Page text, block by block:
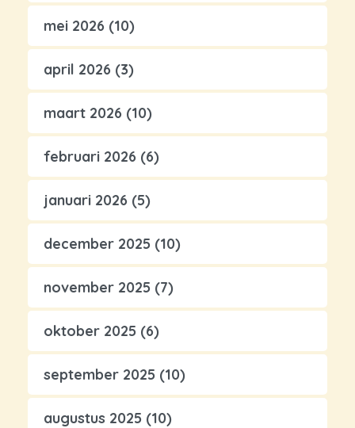
mei 2026 (10)
april 2026 (3)
maart 2026 (10)
februari 2026 (6)
januari 2026 (5)
december 2025 (10)
november 2025 (7)
oktober 2025 (6)
september 2025 (10)
augustus 2025 (10)